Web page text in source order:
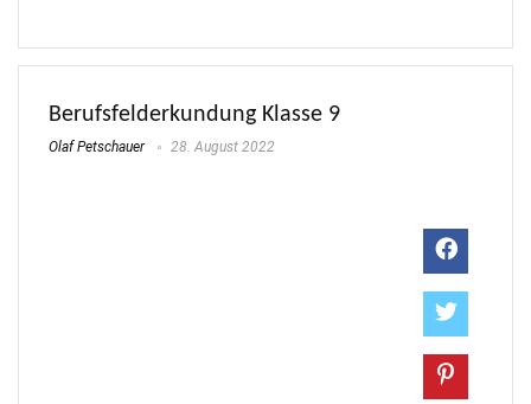
Berufsfelderkundung Klasse 9
Olaf Petschauer 28. August 2022